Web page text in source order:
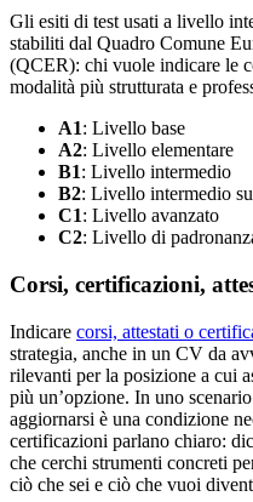
Gli esiti di test usati a livello
stabiliti dal Quadro Comune
(QCER): chi vuole indicare le
modalità più strutturata e
A1: Livello base
A2: Livello elementare
B1: Livello intermedio
B2: Livello intermedio
C1: Livello avanzato
C2: Livello di
Corsi, certificazioni,
Indicare corsi, attestati o
strategia, anche in un CV da
rilevanti per la posizione a cui
più un’opzione. In uno
aggiornarsi è una condizione
certificazioni parlano chiaro:
che cerchi strumenti concreti
ciò che sei e ciò che vuoi